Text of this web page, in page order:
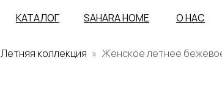
КАТАЛОГ О НАС
SAHARA HOME
Летняя коллекция Женское летнее